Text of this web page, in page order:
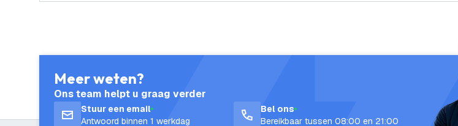
Meer weten?
Ons team helpt u graag verder
Stuur een email
Antwoord binnen 1 werkdag
Bel ons
Bereikbaar tussen 08:00 en 21:00